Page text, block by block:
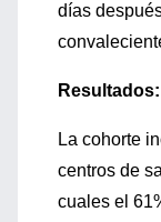
días
Resultados:
La cohorte
centros de
cuales el